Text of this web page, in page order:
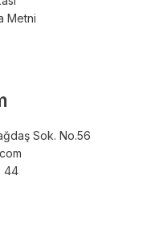
Metni
Sok. No.56
44